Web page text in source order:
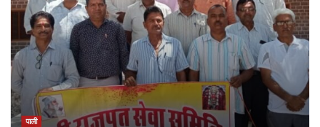
पाली